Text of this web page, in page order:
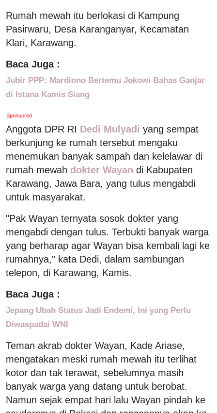
Rumah mewah itu berlokasi di Kampung
Pasirwaru, Desa Karanganyar, Kecamatan
Klari, Karawang.
Baca Juga :
Jubir PPP: Mardiono Bertemu Jokowi Bahas Ganjar
di Istana Kamis Siang
Sponsored
Anggota DPR RI Dedi Mulyadi yang sempat
berkunjung ke rumah tersebut mengaku
menemukan banyak sampah dan kelelawar di
rumah mewah dokter Wayan di Kabupaten
Karawang, Jawa Bara, yang tulus mengabdi
untuk masyarakat.
"Pak Wayan ternyata sosok dokter yang
mengabdi dengan tulus. Terbukti banyak warga
yang berharap agar Wayan bisa kembali lagi ke
rumahnya," kata Dedi, dalam sambungan
telepon, di Karawang, Kamis.
Baca Juga :
Jepang Ubah Status Jadi Endemi, Ini yang Perlu
Diwaspadai WNI
Teman akrab dokter Wayan, Kade Ariase,
mengatakan meski rumah mewah itu terlihat
kotor dan tak terawat, sebelumnya masih
banyak warga yang datang untuk berobat.
Namun sejak empat hari lalu Wayan pindah ke